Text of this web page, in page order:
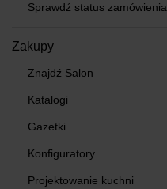
Sprawdź status zamówienia
Zakupy
Znajdź Salon
Katalogi
Gazetki
Konfiguratory
Projektowanie kuchni